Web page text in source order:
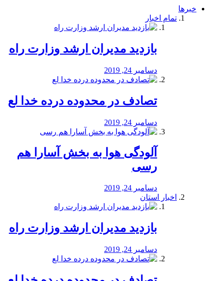
خبرها
تمام اخبار
بازدید مدیران ارشد وزارت راه
دسامبر 24, 2019
تصادف در محدوده درده خدا لع
دسامبر 24, 2019
آلودگی هوا به بخش آسارا هم
رسی
دسامبر 24, 2019
اخبار استان
بازدید مدیران ارشد وزارت راه
دسامبر 24, 2019